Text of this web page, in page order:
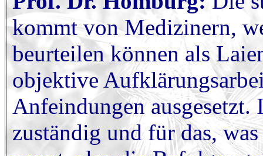
kommt von Medizinern,
beurteilen können als
objektive
Anfeindungen
zuständig und für das,